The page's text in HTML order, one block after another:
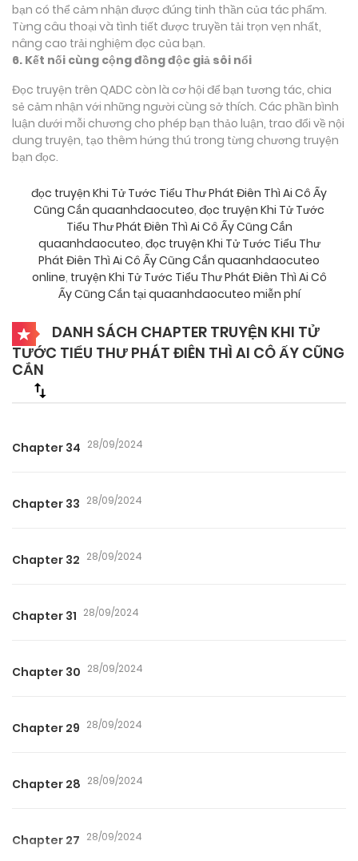
bạn có thể cảm nhận được đúng tinh thần của tác phẩm.
Từng câu thoại và tình tiết được truyền tải trọn vẹn nhất,
nâng cao trải nghiệm đọc của bạn.
6. Kết nối cùng cộng đồng độc giả sôi nổi
Đọc truyện trên QADC còn là cơ hội để bạn tương tác, chia
sẻ cảm nhận với những người cùng sở thích. Các phần bình
luận dưới mỗi chương cho phép bạn thảo luận, trao đổi về nội
dung truyện, tạo thêm hứng thú trong từng chương truyện
bạn đọc.
đọc truyện Khi Tử Tước Tiểu Thư Phát Điên Thì Ai Cô Ấy
Cũng Cắn quaanhdaocuteo, đọc truyện Khi Tử Tước
Tiểu Thư Phát Điên Thì Ai Cô Ấy Cũng Cắn
quaanhdaocuteo, đọc truyện Khi Tử Tước Tiểu Thư
Phát Điên Thì Ai Cô Ấy Cũng Cắn quaanhdaocuteo
online, truyện Khi Tử Tước Tiểu Thư Phát Điên Thì Ai Cô
Ấy Cũng Cắn tại quaanhdaocuteo miễn phí
DANH SÁCH CHAPTER TRUYỆN KHI TỬ
TƯỚC TIỂU THƯ PHÁT ĐIÊN THÌ AI CÔ ẤY CŨNG
CẮN
Chapter 34 28/09/2024
Chapter 33 28/09/2024
Chapter 32 28/09/2024
Chapter 31 28/09/2024
Chapter 30 28/09/2024
Chapter 29 28/09/2024
Chapter 28 28/09/2024
Chapter 27 28/09/2024